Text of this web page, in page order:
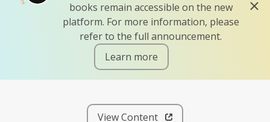
books remain accessible on the new
platform. For more information, please
refer to the full announcement.
Learn more
iscn://likecoin-chain/YVll04f-
View Content